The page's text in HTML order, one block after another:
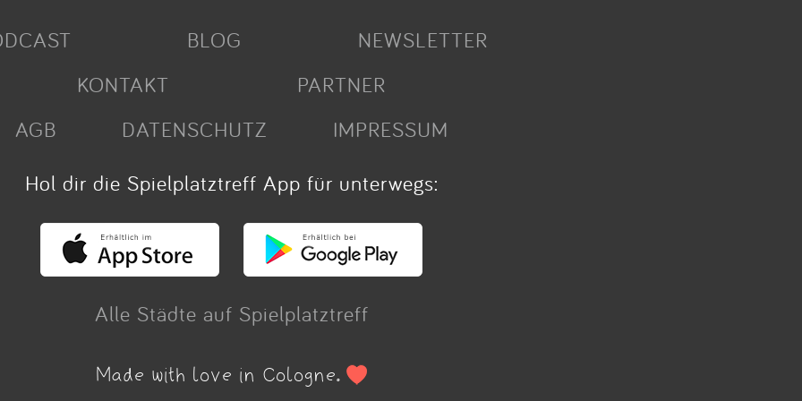
BLOG
NEWSLETTER
KONTAKT
PARTNER
AGB
DATENSCHUTZ
IMPRESSUM
Hol dir die Spielplatztreff App für unterwegs:
Alle Städte auf Spielplatztreff
Made with love in Cologne.